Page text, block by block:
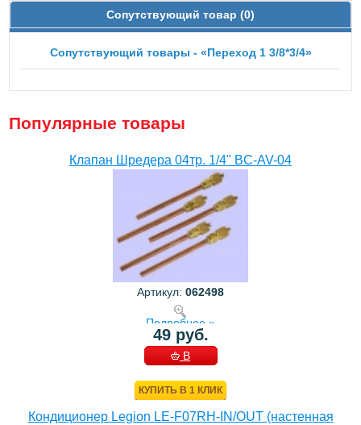
Сопутствующий товар (0)
Сопутствующий товары - «Переход 1 3/8*3/4»
Популярные товары
Клапан Шредера 04тр. 1/4" BC-AV-04
Артикул: 062498
Подробнее »
49 руб.
В
КУПИТЬ В 1 КЛИК
Кондиционер Legion LE-F07RH-IN/OUT (настенная